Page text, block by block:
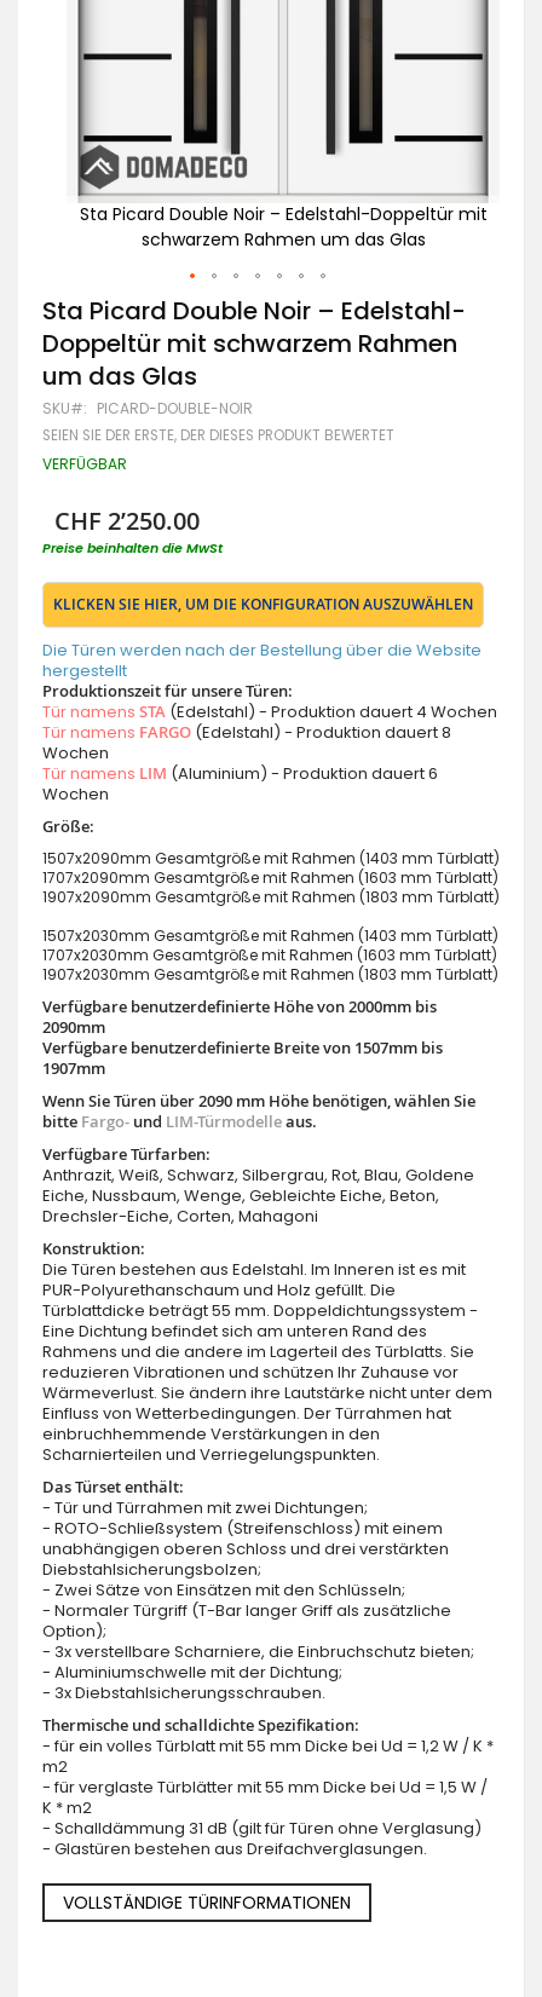
Sta Picard Double Noir – Edelstahl-Doppeltür mit
schwarzem Rahmen um das Glas
Zum
Anfang
der
Bildgalerie
springen
Sta Picard Double Noir – Edelstahl-
Doppeltür mit schwarzem Rahmen
um das Glas
SKU PICARD-DOUBLE-NOIR
SEIEN SIE DER ERSTE, DER DIESES PRODUKT BEWERTET
VERFÜGBAR
CHF 2’250.00
Preise beinhalten die MwSt
KLICKEN SIE HIER, UM DIE KONFIGURATION AUSZUWÄHLEN
Die Türen werden nach der Bestellung über die Website
hergestellt
Produktionszeit für unsere Türen:
Tür namens STA (Edelstahl) - Produktion dauert 4 Wochen
Tür namens FARGO (Edelstahl) - Produktion dauert 8
Wochen
Tür namens LIM (Aluminium) - Produktion dauert 6
Wochen
Größe:
1507x2090mm Gesamtgröße mit Rahmen (1403 mm Türblatt)
1707x2090mm Gesamtgröße mit Rahmen (1603 mm Türblatt)
1907x2090mm Gesamtgröße mit Rahmen (1803 mm Türblatt)
1507x2030mm Gesamtgröße mit Rahmen (1403 mm Türblatt)
1707x2030mm Gesamtgröße mit Rahmen (1603 mm Türblatt)
1907x2030mm Gesamtgröße mit Rahmen (1803 mm Türblatt)
Verfügbare benutzerdefinierte Höhe von 2000mm bis
2090mm
Verfügbare benutzerdefinierte Breite von 1507mm bis
1907mm
Wenn Sie Türen über 2090 mm Höhe benötigen, wählen Sie
bitte Fargo- und LIM-Türmodelleaus.
Verfügbare Türfarben:
Anthrazit, Weiß, Schwarz, Silbergrau, Rot, Blau, Goldene
Eiche, Nussbaum, Wenge, Gebleichte Eiche, Beton,
Drechsler-Eiche, Corten, Mahagoni
Konstruktion:
Die Türen bestehen aus Edelstahl. Im Inneren ist es mit
PUR-Polyurethanschaum und Holz gefüllt. Die
Türblattdicke beträgt 55 mm. Doppeldichtungssystem -
Eine Dichtung befindet sich am unteren Rand des
Rahmens und die andere im Lagerteil des Türblatts. Sie
reduzieren Vibrationen und schützen Ihr Zuhause vor
Wärmeverlust. Sie ändern ihre Lautstärke nicht unter dem
Einfluss von Wetterbedingungen. Der Türrahmen hat
einbruchhemmende Verstärkungen in den
Scharnierteilen und Verriegelungspunkten.
Das Türset enthält:
- Tür und Türrahmen mit zwei Dichtungen;
- ROTO-Schließsystem (Streifenschloss) mit einem
unabhängigen oberen Schloss und drei verstärkten
Diebstahlsicherungsbolzen;
- Zwei Sätze von Einsätzen mit den Schlüsseln;
- Normaler Türgriff (T-Bar langer Griff als zusätzliche
Option);
- 3x verstellbare Scharniere, die Einbruchschutz bieten;
- Aluminiumschwelle mit der Dichtung;
- 3x Diebstahlsicherungsschrauben.
Thermische und schalldichte Spezifikation:
- für ein volles Türblatt mit 55 mm Dicke bei Ud = 1,2 W / K *
m2
- für verglaste Türblätter mit 55 mm Dicke bei Ud = 1,5 W /
K * m2
- Schalldämmung 31 dB (gilt für Türen ohne Verglasung)
- Glastüren bestehen aus Dreifachverglasungen.
VOLLSTÄNDIGE TÜRINFORMATIONEN